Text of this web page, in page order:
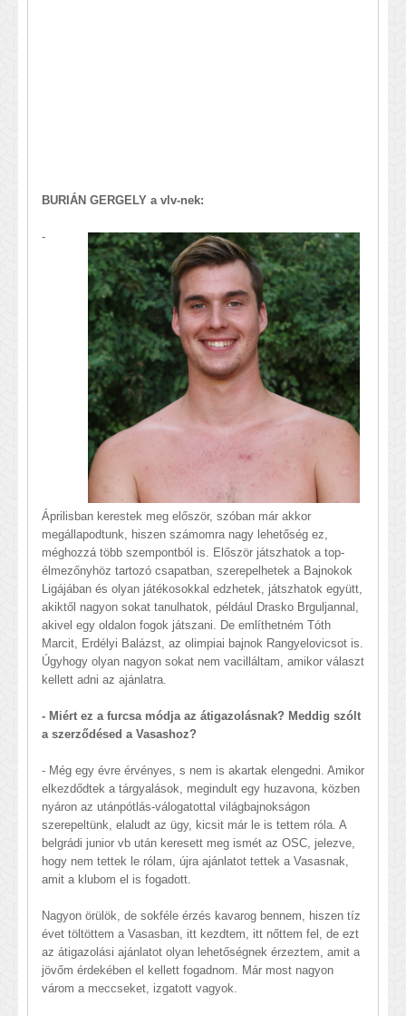
BURIÁN GERGELY a vlv-nek:
-
Áprilisban kerestek meg először, szóban már akkor
megállapodtunk, hiszen számomra nagy lehetőség ez,
méghozzá több szempontból is. Először játszhatok a top-
élmezőnyhöz tartozó csapatban, szerepelhetek a Bajnokok
Ligájában és olyan játékosokkal edzhetek, játszhatok együtt,
akiktől nagyon sokat tanulhatok, például Drasko Brguljannal,
akivel egy oldalon fogok játszani. De említhetném Tóth
Marcit, Erdélyi Balázst, az olimpiai bajnok Rangyelovicsot is.
Úgyhogy olyan nagyon sokat nem vacilláltam, amikor választ
kellett adni az ajánlatra.
- Miért ez a furcsa módja az átigazolásnak? Meddig szólt
a szerződésed a Vasashoz?
- Még egy évre érvényes, s nem is akartak elengedni. Amikor
elkezdődtek a tárgyalások, megindult egy huzavona, közben
nyáron az utánpótlás-válogatottal világbajnokságon
szerepeltünk, elaludt az ügy, kicsit már le is tettem róla. A
belgrádi junior vb után keresett meg ismét az OSC, jelezve,
hogy nem tettek le rólam, újra ajánlatot tettek a Vasasnak,
amit a klubom el is fogadott.
Nagyon örülök, de sokféle érzés kavarog bennem, hiszen tíz
évet töltöttem a Vasasban, itt kezdtem, itt nőttem fel, de ezt
az átigazolási ajánlatot olyan lehetőségnek érzeztem, amit a
jövőm érdekében el kellett fogadnom. Már most nagyon
várom a meccseket, izgatott vagyok.